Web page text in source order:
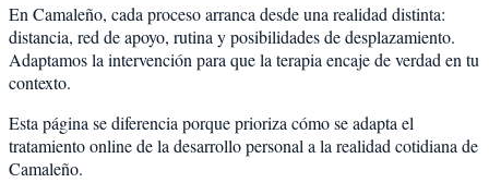
En Camaleño, cada proceso arranca desde una realidad distinta:
distancia, red de apoyo, rutina y posibilidades de desplazamiento.
Adaptamos la intervención para que la terapia encaje de verdad en tu
contexto.
Esta página se diferencia porque prioriza cómo se adapta el
tratamiento online de la desarrollo personal a la realidad cotidiana de
Camaleño.